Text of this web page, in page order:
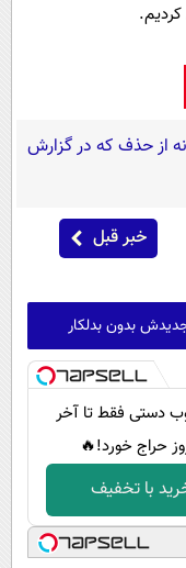
از حذف که در گزارش
خبر قبل
بدون بدلکار
دستی فقط تا آخر
حراج خورد!🔥
با تخفیف